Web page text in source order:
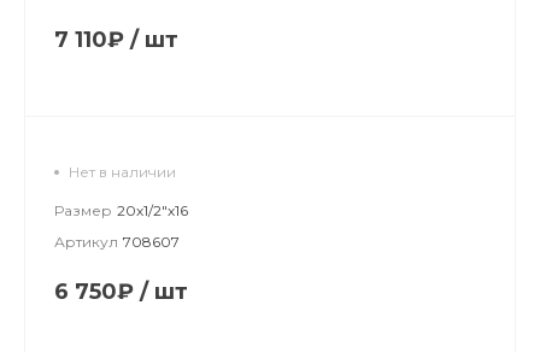
7 110₽ / шт
Нет в наличии
Размер 20х1/2"х16
Артикул 708607
6 750₽ / шт